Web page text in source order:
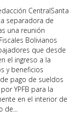
CentralSanta
separadora de
una reunión
Bolivianos
que desde
el ingreso a la
y beneficios
pago de sueldos
YPFB para la
en el interior de